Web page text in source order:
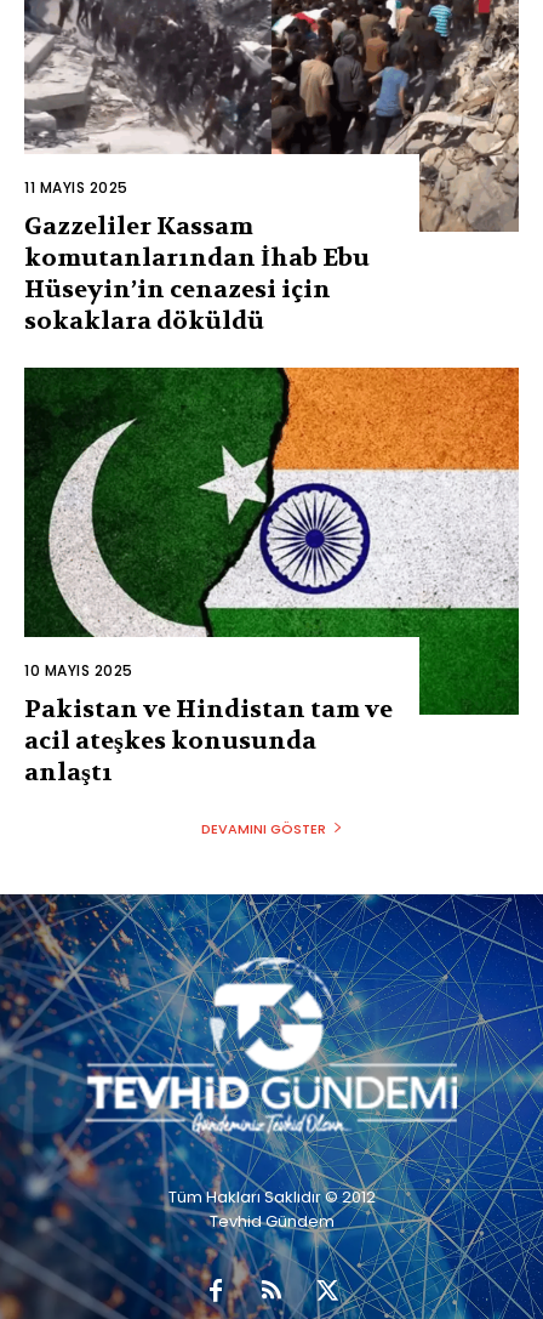
11 MAYIS 2025
Gazzeliler Kassam
komutanlarından İhab Ebu
Hüseyin’in cenazesi için
sokaklara döküldü
10 MAYIS 2025
Pakistan ve Hindistan tam ve
acil ateşkes konusunda
anlaştı
DEVAMINI GÖSTER
Tüm Hakları Saklıdır © 2012
Tevhid Gündem